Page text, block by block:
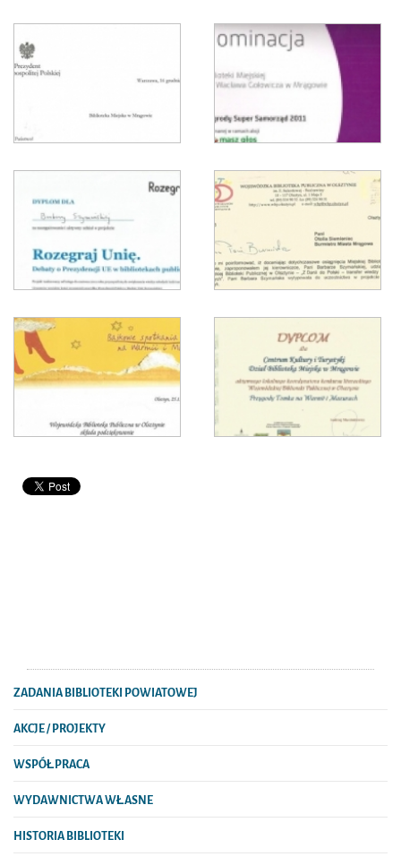
ZADANIA BIBLIOTEKI POWIATOWEJ
AKCJE / PROJEKTY
WSPÓŁPRACA
WYDAWNICTWA WŁASNE
HISTORIA BIBLIOTEKI